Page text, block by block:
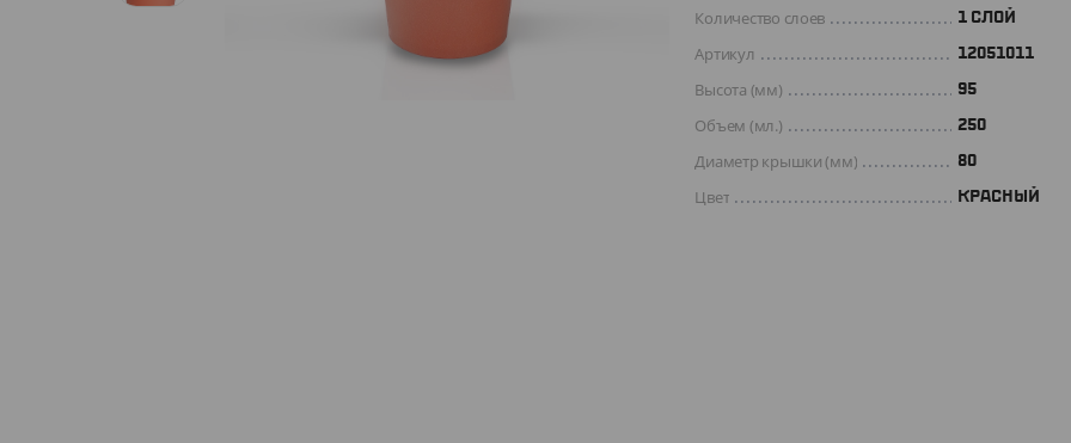
Количество слоев 1 СЛОЙ
Артикул 12051011
Высота (мм) 95
Объем (мл.) 250
Диаметр крышки (мм) 80
Цвет КРАСНЫЙ